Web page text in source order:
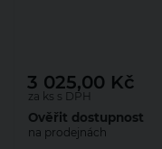
za ks s DPH
3 025,00 Kč
Ověřit dostupnost
na prodejnách